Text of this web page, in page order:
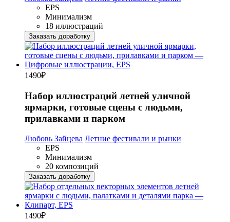
EPS
Минимализм
18 иллюстраций
Заказать доработку
1490₽
Набор иллюстраций летней уличной
ярмарки, готовые сцены с людьми,
прилавками и парком
Любовь Зайцева Летние фестивали и рынки
EPS
Минимализм
20 композиций
Заказать доработку
1490₽